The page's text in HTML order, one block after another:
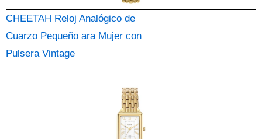
CHEETAH Reloj Analógico de
Cuarzo Pequeño ara Mujer con
Pulsera Vintage